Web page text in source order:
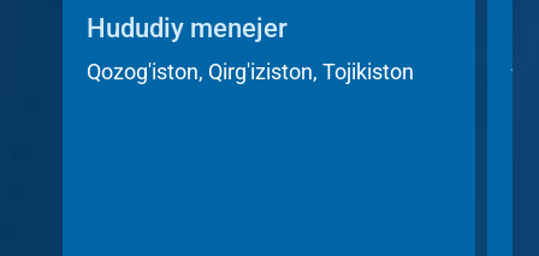
Hududiy menejer
Qozog'iston, Qirg'iziston, Tojikiston